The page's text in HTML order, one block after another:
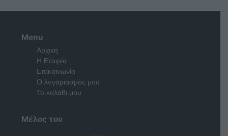
Menu
Αρχική
Η Εταιρία
Επικοινωνία
Ο λογαριασμός μου
Το καλάθι μου
Μέλος του